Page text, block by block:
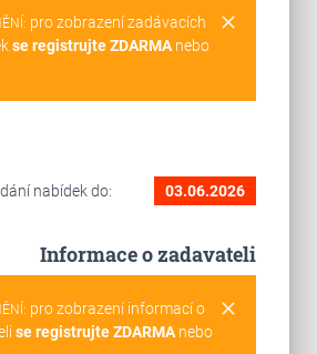
clear
pro zobrazení zadávacích
se registrujte ZDARMAnebo
nabídek do: 03.06.2026
Informace o zadavateli
clear
pro zobrazení informací o
se registrujte ZDARMAnebo